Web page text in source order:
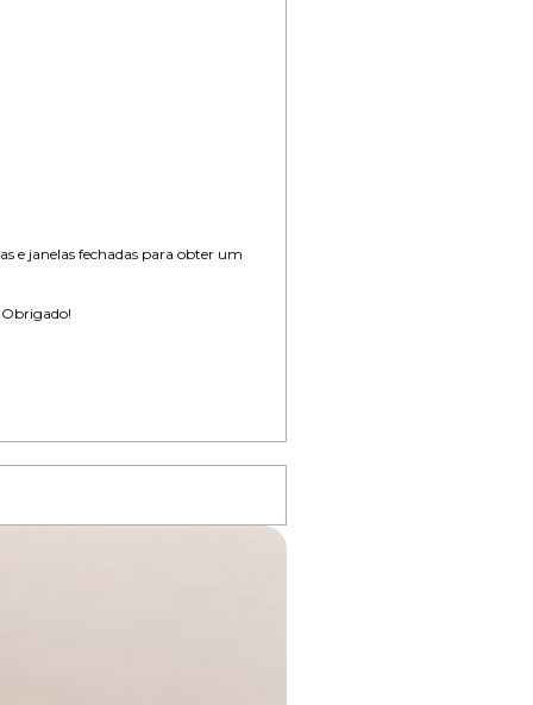
e janelas fechadas para obter um